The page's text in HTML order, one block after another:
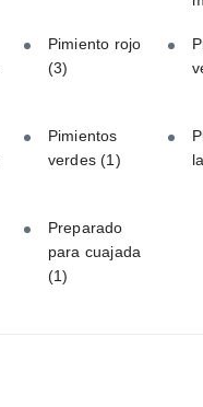
Pimiento rojo
(3)
Pimientos
verdes(1)
Preparado
para cuajada
(1)